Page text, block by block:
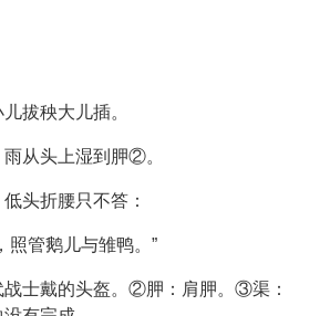
拔秧大儿插。
从头上湿到胛②。
头折腰只不答：
管鹅儿与雏鸭。”
战士戴的头盔。②胛：肩胛。③渠：